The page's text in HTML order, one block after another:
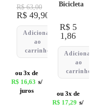
R$63,00
R$49,90
Adicionar
ao
carrinho
ou 3x de
R$ 16,63 s/
juros
Bicicleta
R$5
1,86
Adicionar
ao
carrinho
ou 3x de
R$ 17,29 s/